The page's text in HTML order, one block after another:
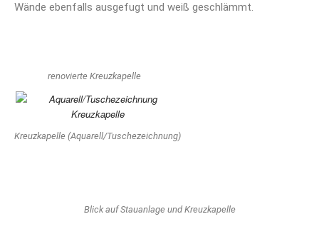
Wände ebenfalls ausgefugt und weiß geschlämmt.
renovierte Kreuzkapelle
Kreuzkapelle (Aquarell/Tuschezeichnung)
Blick auf Stauanlage und Kreuzkapelle